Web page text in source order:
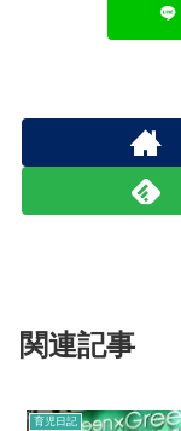
関連記事
育児日記